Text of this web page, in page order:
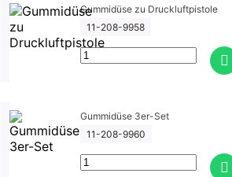
Gummidüse zu Druckluftpistole
11-208-9958
Gummidüse 3er-Set
11-208-9960